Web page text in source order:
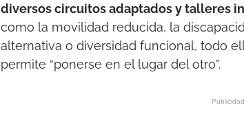
diversos circuitos adaptados y talleres
como la movilidad reducida, la
alternativa o diversidad funcional, todo
permite “ponerse en el lugar del otro”.